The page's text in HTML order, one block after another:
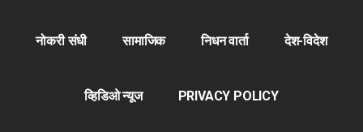
नोकरी संधी सामाजिक निधन वार्ता देश-विदेश
व्हिडिओ न्यूज PRIVACY POLICY